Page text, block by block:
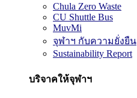
Chula Zero Waste
CU Shuttle Bus
MuvMi
จุฬาฯ กับความยั่งยืน
Sustainability Report
บริจาคให้จุฬาฯ